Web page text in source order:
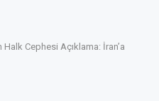
Halk Cephesi Açıklama: İran’a